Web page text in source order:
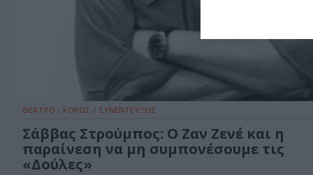
ΘΕΑΤΡΟ - ΧΟΡΟΣ / ΣΥΝΕΝΤΕΥΞΕΙΣ
Σάββας Στρούμπος: Ο Ζαν Ζενέ και η
παραίνεση να μη συμπονέσουμε τις
«Δούλες»